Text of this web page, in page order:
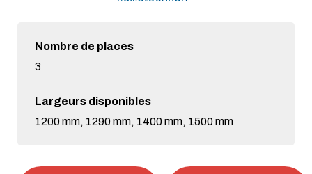
Nombre de places
3
Largeurs disponibles
1200 mm, 1290 mm, 1400 mm, 1500 mm